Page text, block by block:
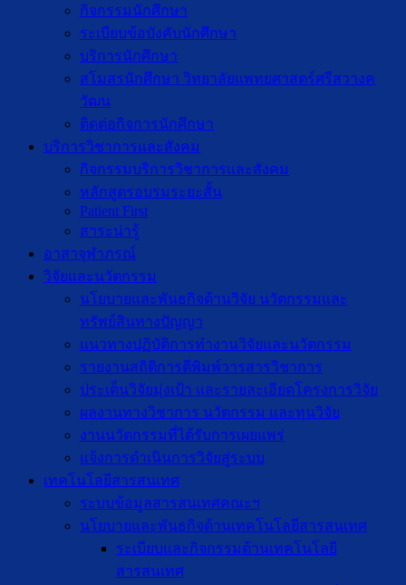
กิจกรรมนักศึกษา
ระเบียบข้อบังคับนักศึกษา
บริการนักศึกษา
สโมสรนักศึกษา วิทยาลัยแพทยศาสตร์ศรีสวางค
วัฒน
ติดต่อกิจการนักศึกษา
บริการวิชาการและสังคม
กิจกรรมบริการวิชาการและสังคม
หลักสูตรอบรมระยะสั้น
Patient First
สาระน่ารู้
อาสาจุฬาภรณ์
วิจัยและนวัตกรรม
นโยบายและพันธกิจด้านวิจัย นวัตกรรมและ
ทรัพย์สินทางปัญญา
แนวทางปฏิบัติการทำงานวิจัยและนวัตกรรม
รายงานสถิติการตีพิมพ์วารสารวิชาการ
ประเด็นวิจัยมุ่งเป้า และรายละเอียดโครงการวิจัย
ผลงานทางวิชาการ นวัตกรรม และทุนวิจัย
งานนวัตกรรมที่ได้รับการเผยแพร่
แจ้งการดำเนินการวิจัยสู่ระบบ
เทคโนโลยีสารสนเทศ
ระบบข้อมูลสารสนเทศคณะฯ
นโยบายและพันธกิจด้านเทคโนโลยีสารสนเทศ
ระเบียบและกิจกรรมด้านเทคโนโลยี
สารสนเทศ